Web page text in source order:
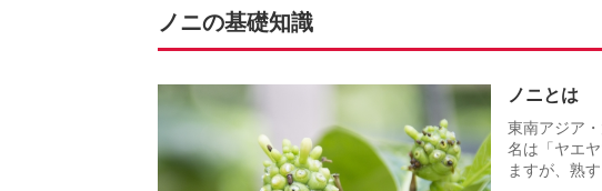
ノニの基礎知識
ノニとは
東南アジア
名は「ヤエ
ますが、熟